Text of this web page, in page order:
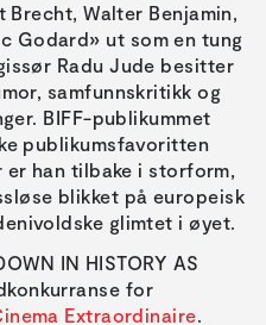
Walter Benjamin,
Godard» ut som en tung
Radu Jude besitter
samfunnskritikk og
BIFF-publikummet
publikumsfavoritten
er han tilbake i storform,
blikket på europeisk
glimtet i øyet.
IN HISTORY AS
for
Extraordinaire.